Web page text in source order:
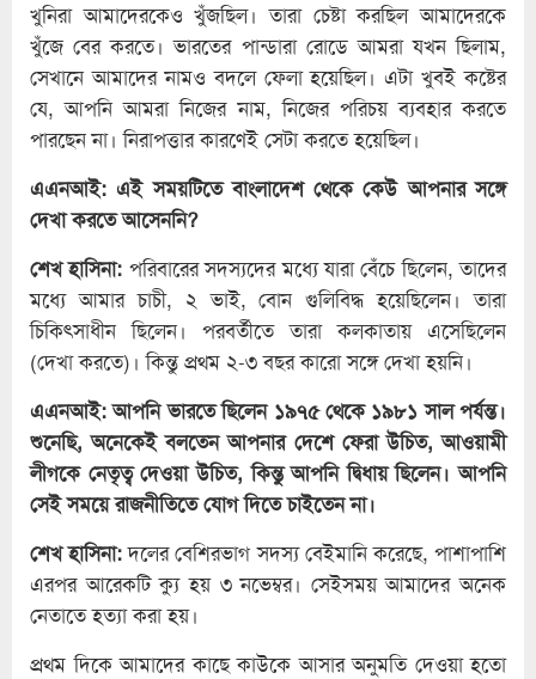
খুনিরা আমাদেরকেও খুঁজছিল। তারা চেষ্টা করছিল আমাদেরকে
খুঁজে বের করতে। ভারতের পান্ডারা রোডে আমরা যখন ছিলাম,
সেখানে আমাদের নামও বদলে ফেলা হয়েছিল। এটা খুবই কষ্টের
যে, আপনি আমরা নিজের নাম, নিজের পরিচয় ব্যবহার করতে
পারছেন না। নিরাপত্তার কারণেই সেটা করতে হয়েছিল।
এএনআই: এই সময়টিতে বাংলাদেশ থেকে কেউ আপনার সঙ্গে
দেখা করতে আসেননি?
শেখ হাসিনা: পরিবারের সদস্যদের মধ্যে যারা বেঁচে ছিলেন, তাদের
মধ্যে আমার চাচী, ২ ভাই, বোন গুলিবিদ্ধ হয়েছিলেন। তারা
চিকিৎসাধীন ছিলেন। পরবর্তীতে তারা কলকাতায় এসেছিলেন
(দেখা করতে)। কিন্তু প্রথম ২-৩ বছর কারো সঙ্গে দেখা হয়নি।
এএনআই: আপনি ভারতে ছিলেন ১৯৭৫ থেকে ১৯৮১ সাল পর্যন্ত।
শুনেছি, অনেকেই বলতেন আপনার দেশে ফেরা উচিত, আওয়ামী
লীগকে নেতৃত্ব দেওয়া উচিত, কিন্তু আপনি দ্বিধায় ছিলেন। আপনি
সেই সময়ে রাজনীতিতে যোগ দিতে চাইতেন না।
শেখ হাসিনা:দলের বেশিরভাগ সদস্য বেইমানি করেছে, পাশাপাশি
এরপর আরেকটি ক্যু হয় ৩ নভেম্বর। সেইসময় আমাদের অনেক
নেতাতে হত্যা করা হয়।
প্রথম দিকে আমাদের কাছে কাউকে আসার অনুমতি দেওয়া হতো